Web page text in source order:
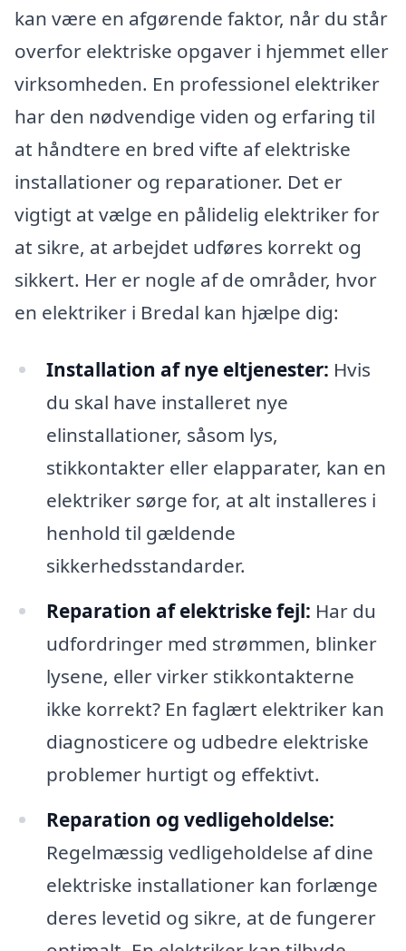
kan være en afgørende faktor, når du står
overfor elektriske opgaver i hjemmet eller
virksomheden. En professionel elektriker
har den nødvendige viden og erfaring til
at håndtere en bred vifte af elektriske
installationer og reparationer. Det er
vigtigt at vælge en pålidelig elektriker for
at sikre, at arbejdet udføres korrekt og
sikkert. Her er nogle af de områder, hvor
en elektriker i Bredal kan hjælpe dig:
Installation af nye eltjenester: Hvis
du skal have installeret nye
elinstallationer, såsom lys,
stikkontakter eller elapparater, kan en
elektriker sørge for, at alt installeres i
henhold til gældende
sikkerhedsstandarder.
Reparation af elektriske fejl: Har du
udfordringer med strømmen, blinker
lysene, eller virker stikkontakterne
ikke korrekt? En faglært elektriker kan
diagnosticere og udbedre elektriske
problemer hurtigt og effektivt.
Reparation og vedligeholdelse:
Regelmæssig vedligeholdelse af dine
elektriske installationer kan forlænge
deres levetid og sikre, at de fungerer